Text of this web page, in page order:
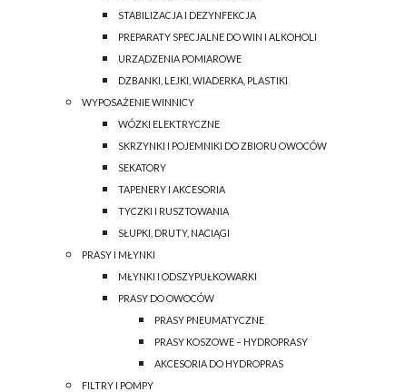
STABILIZACJA I DEZYNFEKCJA
PREPARATY SPECJALNE DO WIN I ALKOHOLI
URZĄDZENIA POMIAROWE
DZBANKI, LEJKI, WIADERKA, PLASTIKI
WYPOSAŻENIE WINNICY
WÓZKI ELEKTRYCZNE
SKRZYNKI I POJEMNIKI DO ZBIORU OWOCÓW
SEKATORY
TAPENERY I AKCESORIA
TYCZKI I RUSZTOWANIA
SŁUPKI, DRUTY, NACIĄGI
PRASY I MŁYNKI
MŁYNKI I ODSZYPUŁKOWARKI
PRASY DO OWOCÓW
PRASY PNEUMATYCZNE
PRASY KOSZOWE – HYDROPRASY
AKCESORIA DO HYDROPRAS
FILTRY I POMPY